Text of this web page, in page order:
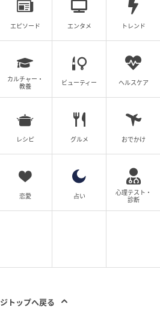
エピソード エンタメ トレンド
カルチャー・
教養
ビューティー ヘルスケア
レシピ グルメ おでかけ
恋愛 占い
心理テスト・
診断
トップへ戻る